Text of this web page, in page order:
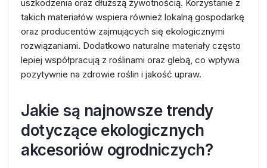
uszkodzenia oraz dłuższą żywotnością. Korzystanie z
takich materiałów wspiera również lokalną gospodarkę
oraz producentów zajmujących się ekologicznymi
rozwiązaniami. Dodatkowo naturalne materiały często
lepiej współpracują z roślinami oraz glebą, co wpływa
pozytywnie na zdrowie roślin i jakość upraw.
Jakie są najnowsze trendy
dotyczące ekologicznych
akcesoriów ogrodniczych?